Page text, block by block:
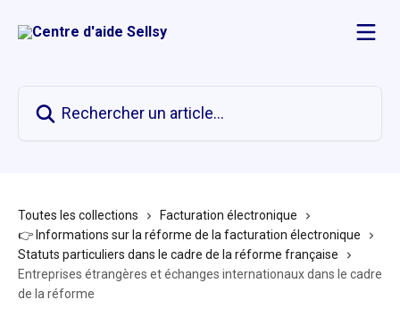
Toutes les collections
Facturation électronique
👉 Informations sur la réforme de la facturation électronique
Statuts particuliers dans le cadre de la réforme française
Entreprises étrangères et échanges internationaux dans le cadre
de la réforme